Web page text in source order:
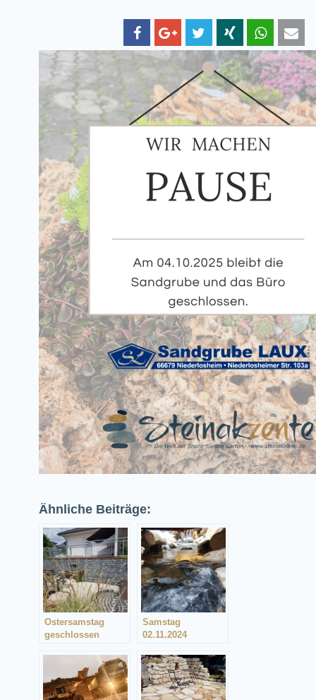
Ähnliche Beiträge:
Ostersamstag
geschlossen
Samstag
02.11.2024
(Losheim)